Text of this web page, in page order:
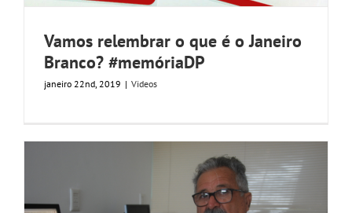
Vamos relembrar o que é o Janeiro
Branco? #memóriaDP
janeiro 22nd, 2019 | Videos